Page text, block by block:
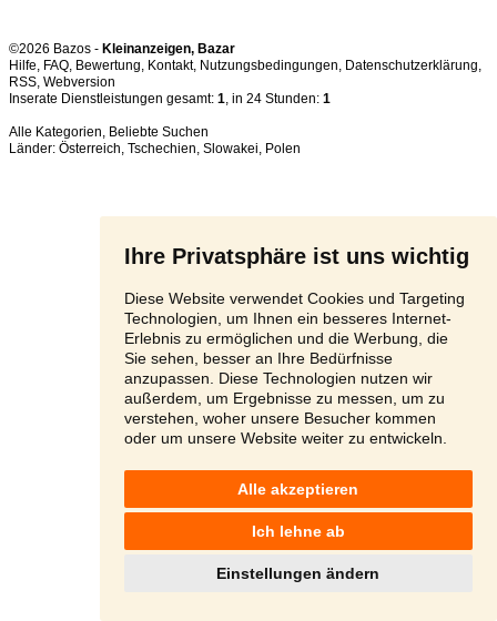
Ihre Privatsphäre ist uns wichtig
Diese Website verwendet Cookies und Targeting
Technologien, um Ihnen ein besseres Internet-
Erlebnis zu ermöglichen und die Werbung, die
Sie sehen, besser an Ihre Bedürfnisse
anzupassen. Diese Technologien nutzen wir
außerdem, um Ergebnisse zu messen, um zu
verstehen, woher unsere Besucher kommen
oder um unsere Website weiter zu entwickeln.
Alle akzeptieren
Ich lehne ab
Einstellungen ändern
©2026 Bazos - Kleinanzeigen, Bazar
Hilfe, FAQ, Bewertung, Kontakt, Nutzungsbedingungen, Datenschutzerklärung,
RSS,
Inserate Dienstleistungen gesamt: 1, in 24 Stunden: 1
Alle Kategorien, Beliebte Suchen
Länder: Österreich, Tschechien, Slowakei, Polen